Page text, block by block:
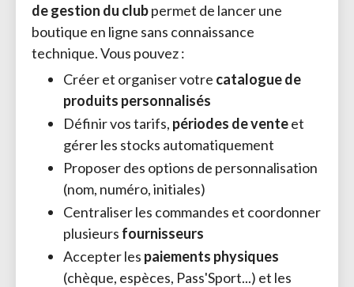
de gestion du clubpermet de lancer une
boutique en ligne sans connaissance
technique. Vous pouvez :
Créer et organiser votre catalogue de
produits personnalisés
Définir vos tarifs, périodes de venteet
gérer les stocks automatiquement
Proposer des options de personnalisation
(nom, numéro, initiales)
Centraliser les commandes et coordonner
plusieurs fournisseurs
Accepter les paiements physiques
(chèque, espèces, Pass'Sport...) et les